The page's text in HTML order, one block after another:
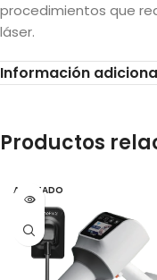
procedimientos que
láser.
Información
Productos
AGOTADO